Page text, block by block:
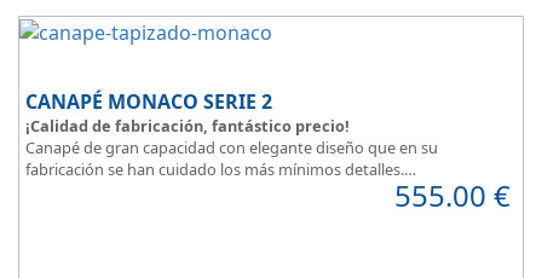
CANAPÉ MONACO SERIE 2
¡Calidad de fabricación, fantástico precio!
Canapé de gran capacidad con elegante diseño que en su
fabricación se han cuidado los más mínimos detalles.
Dispone de un amplio catálogo de tapicerias y polipieles a elegir,
personalizar a tu gusto todos los detalles y de
555.00 €